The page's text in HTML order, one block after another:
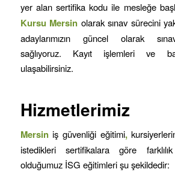
yer alan sertifika kodu ile mesleğe
Kursu Mersin olarak sınav sürecini
adaylarımızın güncel olarak
sağlıyoruz. Kayıt işlemleri ve
ulaşabilirsiniz.
Hizmetlerimiz
Mersiniş güvenliği eğitimi,
istedikleri sertifikalara göre
olduğumuz İSG eğitimleri şu şekildedir: